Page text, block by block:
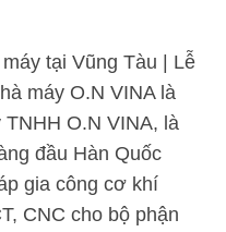
tại Vũng Tàu | Lễ
máy O.N VINA là
O.N VINA, là
đầu Hàn Quốc
gia công cơ khí
CNC cho bộ phận